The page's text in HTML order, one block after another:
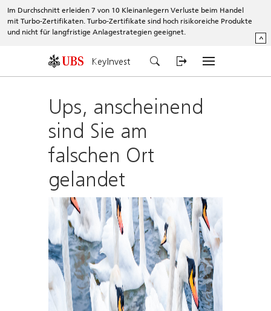
Im Durchschnitt erleiden 7 von 10 Kleinanlegern Verluste beim Handel
mit Turbo-Zertifikaten. Turbo-Zertifikate sind hoch risikoreiche Produkte
und nicht für langfristige Anlagestrategien geeignet.
^
KeyInvest
Ups, anscheinend
sind Sie am
falschen Ort
gelandet